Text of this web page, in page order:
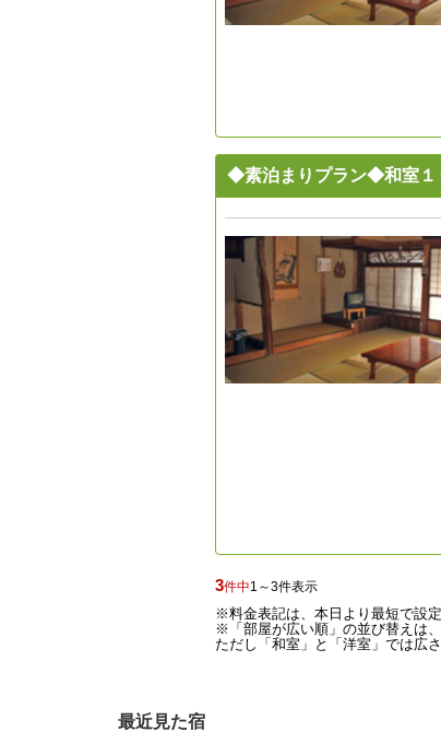
◆素泊まりプラン◆和室１
3件中1～3件表示
※料金表記は、本日より最短で設
※「部屋が広い順」の並び替えは
ただし「和室」と「洋室」では広
最近見た宿